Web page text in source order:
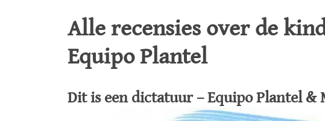
Alle recensies over de
Equipo Plantel
Dit is een dictatuur – Equipo Plantel &